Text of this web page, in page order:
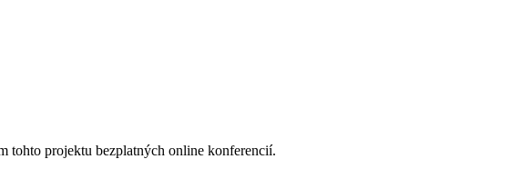
tohto projektu bezplatných online konferencií.